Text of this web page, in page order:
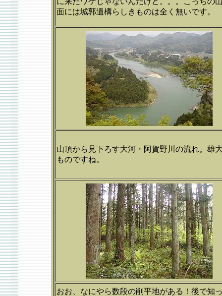
面には城郭遺構らしきものは全く無いです。
山頂から見下ろす大河・阿賀野川の流れ。雄
ものですね。
おお、なにやら数段の削平地がある！後で知